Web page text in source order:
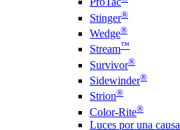
Stinger®
Wedge®
Stream™
Survivor®
Sidewinder®
Strion®
Color-Rite®
Luces por una causa